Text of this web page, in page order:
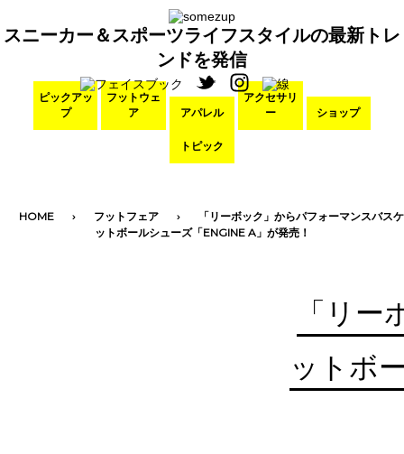
スニーカー＆スポーツライフスタイルの最新トレ
ンドを発信
ピックアッ
プ
フットウェ
ア
アパレル
アクセサリ
ー
ショップ
トピック
HOME フットフェア
「リーボック」からパフォーマンスバスケ
ットボールシューズ「ENGINE A」が発売！
「リ
ットボ